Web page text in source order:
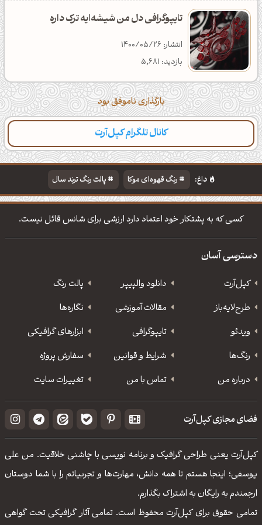
تایپوگرافی دل من شیشه‌ایه ترک داره
انتشار: 1400/05/26
بازدید: 5,681
بارگذاری ناموفق بود
کانال تلگرام کپل‌آرت
داغ: رنگ قهوه‌ای موکا
پالت رنگ ترند سال
دانلود والپیپر مذهبی
تایپوگرافی شعر مولانا
کسی که به پشتکار خود اعتماد دارد ارزشی برای شانس قائل نیست.
دسترسی آسان
کپل‌آرت دانلود‌ والپیپر
پالت رنگ
طرح‌لایه‌باز
مقالات آموزشی
نگاره‌ها
ویدئو
‌تایپوگرافی
ابزارهای گرافیکی
رنگ‌ها
شرایط و قوانین
سفارش پروژه
درباره من
تماس با من تغییرات سایت
فضای مجازی کپل‌آرت
کپل‌آرت یعنی طراحی گرافیک و برنامه نویسی با چاشنی خلاقیت. من علی
یوسفی؛ اینجا هستم تا همه دانش، مهارت‌‌ها و تجربیاتم را با شما دوستان
ارجمندم به رایگان به اشتراک بگذارم.
تمامی حقوق برای کپل‌آرت محفوظ است. تمامی آثار گرافیکی تحت گواهی